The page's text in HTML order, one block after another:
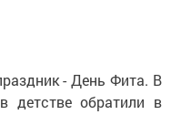
- День Фита. В
детстве обратили в